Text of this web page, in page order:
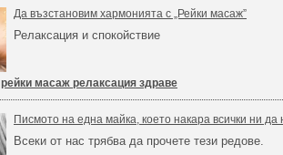
Да възстановим хармонията с „Рейки масаж”
Релаксация и спокойствие
рейки масаж релаксация здраве
Писмото на една майка, което накара всички ни да
Всеки от нас трябва да прочете тези редове.